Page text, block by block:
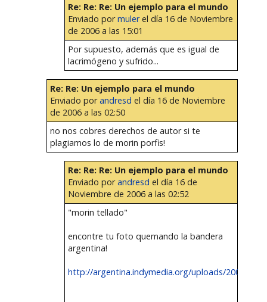
Re: Re: Re: Un ejemplo para el mundo
Enviado pormulerel día 16 de Noviembre
de 2006 a las 15:01
Por supuesto, además que es igual de
lacrimógeno y sufrido...
Re: Re: Un ejemplo para el mundo
Enviado porandresd el día 16 de Noviembre
de 2006 a las 02:50
no nos cobres derechos de autor si te
plagiamos lo de morin porfis!
Re: Re: Re: Un ejemplo para el mundo
Enviado porandresd el día 16 de
Noviembre de 2006 a las 02:52
"morin tellado"
encontre tu foto quemando la bandera
argentina!
http://argentina.indymedia.org/uploads/2006/08/